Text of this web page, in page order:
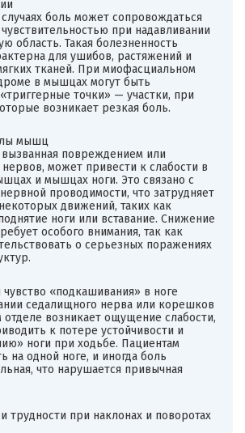
боль может сопровождаться
при надавливании
область. Такая болезненность
для ушибов, растяжений и
тканей. При миофасциальном
в мышцах могут быть
точки» — участки, при
возникает резкая боль.
мышц
повреждением или
может привести к слабости в
и мышцах ноги. Это связано с
проводимости, что затрудняет
движений, таких как
ноги или вставание. Снижение
особого внимания, так как
о серьезных поражениях
чувство «подкашивания» в ноге
седалищного нерва или корешков
отделе возникает ощущение слабости,
к потере устойчивости и
ноги при ходьбе. Пациентам
на одной ноге, и иногда боль
что нарушается привычная
трудности при наклонах и поворотах